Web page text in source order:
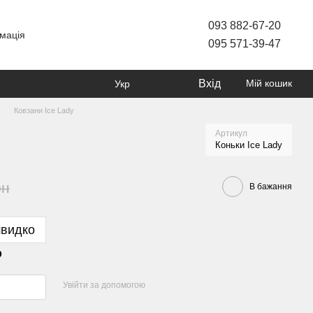
093 882-67-20
095 571-39-47
Укр Вхід Мій кошик
Ковзани Ice Lady
Артикул
Коньки Ice Lady
В бажання
Увійти за допомогою